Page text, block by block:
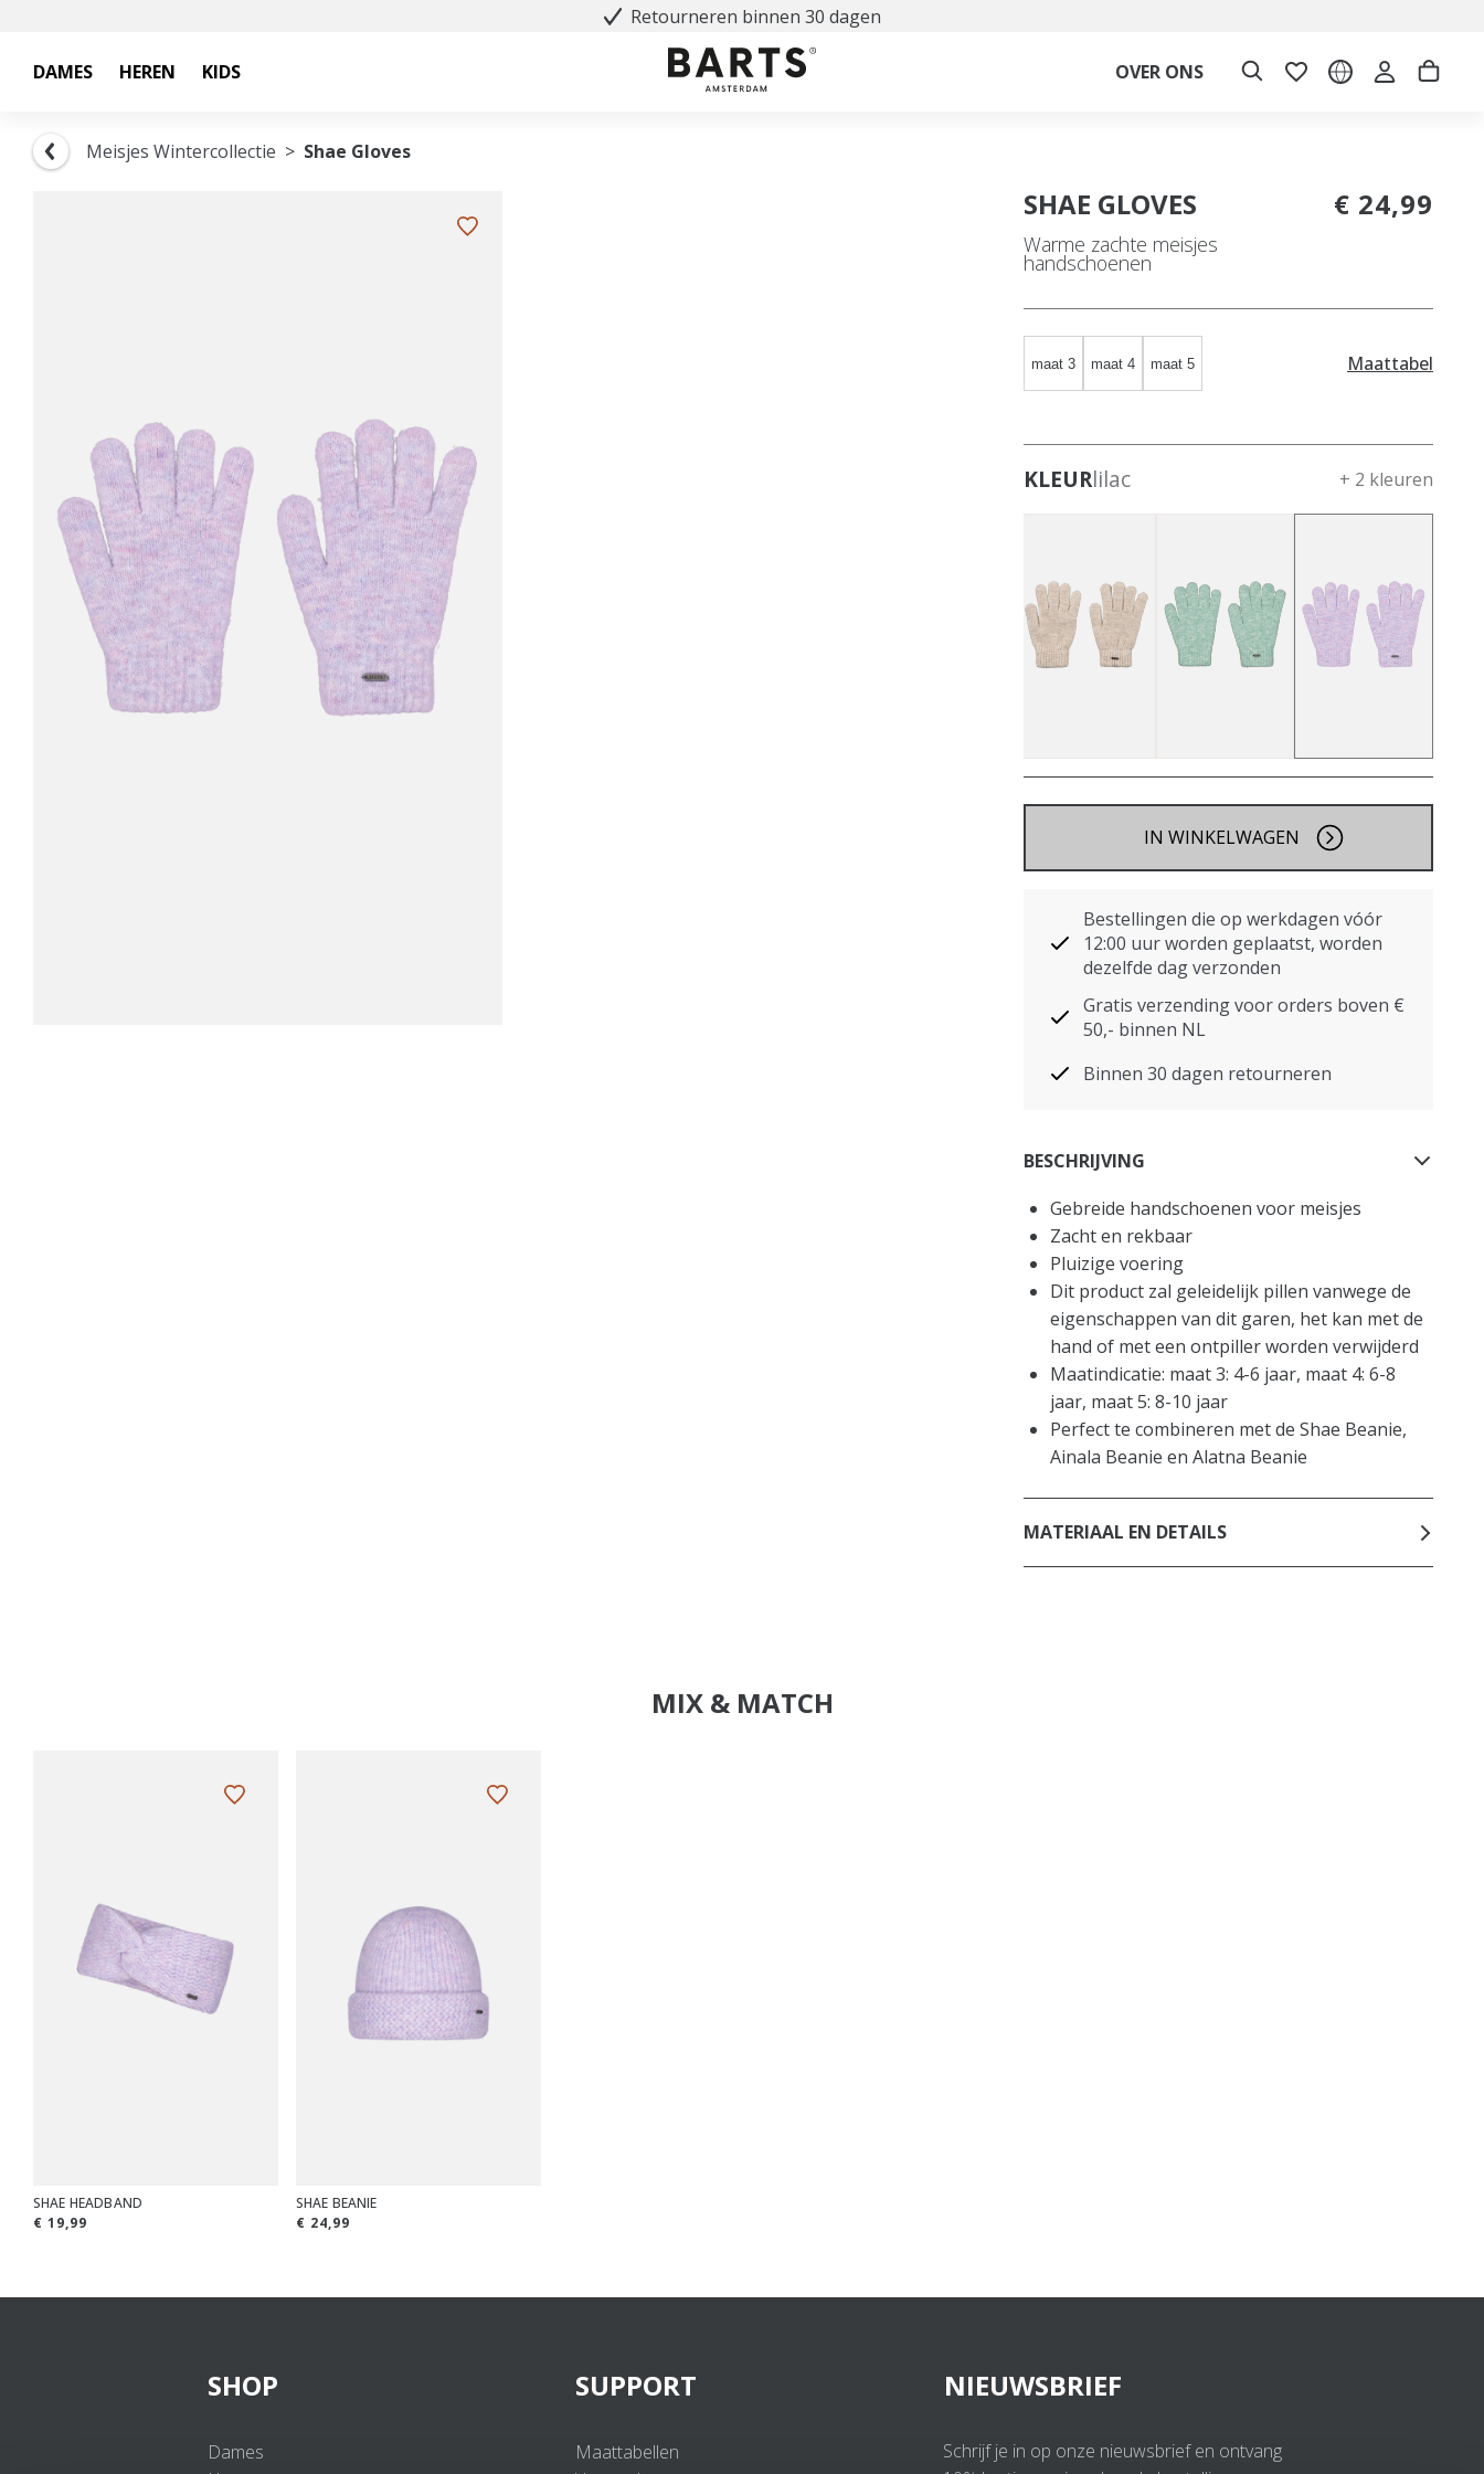
Retourneren binnen 30 dagen
DAMES HEREN KIDS OVER ONS
Meisjes Wintercollectie Shae Gloves
SHAE GLOVES
Warme zachte meisjes
handschoenen
€ 24,99
maat 3 maat 4 maat 5 Maattabel
KLEURlilac + 2 kleuren
IN WINKELWAGEN
Bestellingen die op werkdagen vóór
12:00 uur worden geplaatst, worden
dezelfde dag verzonden
Gratis verzending voor orders boven €
50,- binnen NL
Binnen 30 dagen retourneren
BESCHRIJVING
Gebreide handschoenen voor meisjes
Zacht en rekbaar
Pluizige voering
Dit product zal geleidelijk pillen vanwege de
eigenschappen van dit garen, het kan met de
hand of met een ontpiller worden verwijderd
Maatindicatie: maat 3: 4-6 jaar, maat 4: 6-8
jaar, maat 5: 8-10 jaar
Perfect te combineren met de Shae Beanie,
Ainala Beanie en Alatna Beanie
MATERIAAL EN DETAILS
MIX & MATCH
SHAE HEADBAND
€ 19,99
SHAE BEANIE
€ 24,99
SHOP
Dames
SUPPORT
Maattabellen
NIEUWSBRIEF
Schrijf je in op onze nieuwsbrief en ontvang